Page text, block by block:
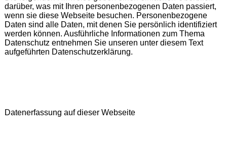
darüber, was mit Ihren personenbezogenen Daten passiert,
wenn sie diese Webseite besuchen. Personenbezogene
Daten sind alle Daten, mit denen Sie persönlich identifiziert
werden können. Ausführliche Informationen zum Thema
Datenschutz entnehmen Sie unseren unter diesem Text
aufgeführten Datenschutzerklärung.
Datenerfassung auf dieser Webseite